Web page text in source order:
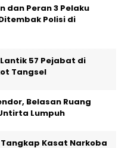
dan Peran 3 Pelaku
Polisi di
57 Pejabat di
Tangsel
Belasan Ruang
Lumpuh
Kasat Narkoba